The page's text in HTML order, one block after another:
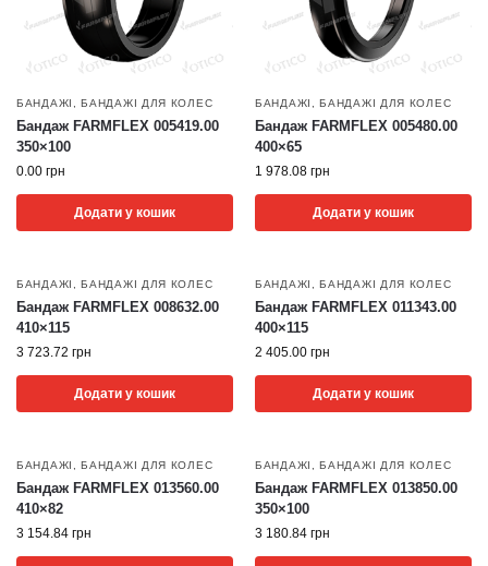
БАНДАЖІ ,БАНДАЖІ ДЛЯ КОЛЕС
Бандаж FARMFLEX 005419.00
350×100
0.00 грн
Додати у кошик
БАНДАЖІ ,БАНДАЖІ ДЛЯ КОЛЕС
Бандаж FARMFLEX 005480.00
400×65
1 978.08 грн
Додати у кошик
БАНДАЖІ ,БАНДАЖІ ДЛЯ КОЛЕС
Бандаж FARMFLEX 008632.00
410×115
3 723.72 грн
Додати у кошик
БАНДАЖІ ,БАНДАЖІ ДЛЯ КОЛЕС
Бандаж FARMFLEX 011343.00
400×115
2 405.00 грн
Додати у кошик
БАНДАЖІ ,БАНДАЖІ ДЛЯ КОЛЕС
Бандаж FARMFLEX 013560.00
410×82
3 154.84 грн
БАНДАЖІ ,БАНДАЖІ ДЛЯ КОЛЕС
Бандаж FARMFLEX 013850.00
350×100
3 180.84 грн